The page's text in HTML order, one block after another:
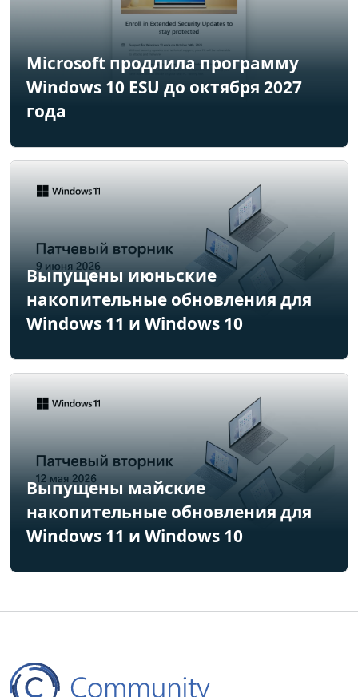
Microsoft продлила программу
Windows 10 ESU до октября 2027
года
Выпущены июньские
накопительные обновления для
Windows 11 и Windows 10
Выпущены майские
накопительные обновления для
Windows 11 и Windows 10